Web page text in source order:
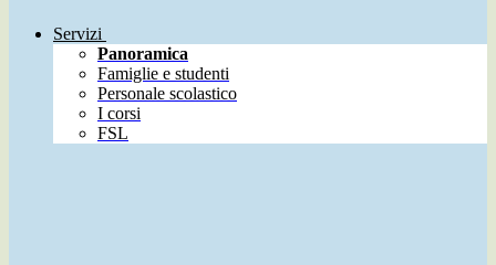
Servizi
Panoramica
Famiglie e studenti
Personale scolastico
I corsi
FSL